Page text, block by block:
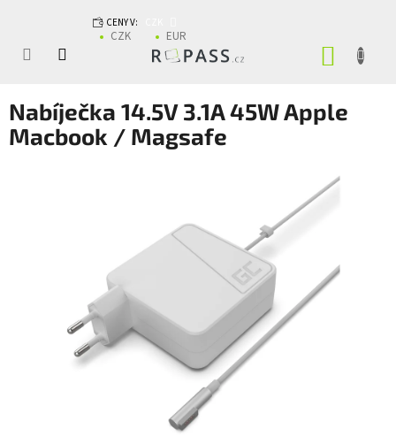
CENY V:
CZK EUR
Nabíječka 14.5V 3.1A 45W Apple
Macbook / Magsafe